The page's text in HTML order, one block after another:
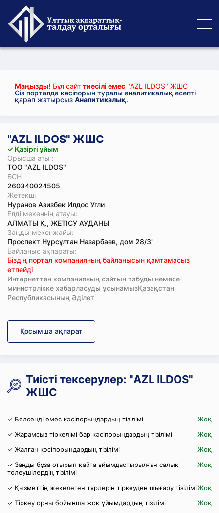
Маңызды! Бұл сайт тиесілі емес "AZL ILDOS" ЖШС
Сіз порталда кәсіпорын туралы аналитикалық есепті
қарап жатырсыз Аналитикалық.
"AZL ILDOS" ЖШС
✓ Қазіргі ұйым
Орысша аты :
ТОО "AZL ILDOS"
БСН
260340024505
Жетекші
Нуранов Азизбек Илдос Угли
Елді мекеннің атауы:
АЛМАТЫ Қ., ЖЕТІСУ АУДАНЫ
Заңды мекенжайы:
Проспект Нұрсұлтан Назарбаев, дом 28/3'
Байланыс ақпараты:
Біздің портал компанияның байланысын қамтамасыз
етпейді
Интернеттен компанияның сайтын табуды немесе
министрлікке хабарласуды ұсынамызҚазақстан
Республикасының Әділет
Қосымша ақпарат
Тиісті тексерулер: "AZL ILDOS"
ЖШС
✓ Белсенді емес кәсіпорындардың тізілімі
Жоқ
✓ Жарамсыз тіркелімі бар кәсіпорындардың тізілімі
Жоқ
✓ Жалған кәсіпорындардың тізілімі
Жоқ
✓ Заңды бұза отырып қайта ұйымдастырылған салық
төлеушілердің тізілімі
Жоқ
✓ Қызметтің жекелеген түрлерін тіркеуден шығару тізіліміЖоқ
✓ Тіркеу орны бойынша жоқ ұйымдардың тізілімі
Жоқ